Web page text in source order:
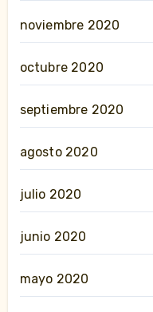
noviembre 2020
octubre 2020
septiembre 2020
agosto 2020
julio 2020
junio 2020
mayo 2020